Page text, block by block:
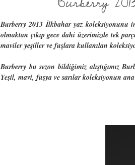
Burberry 2013 İlkbahar yaz koleksiyonunu
olmaktan çıkıp gece dahi üzerimizde tek
maviler yeşiller ve fuşlara kullanılan
Burberry bu sezon bildiğimiz alıştığımız
Yeşil, mavi, fuşya ve sarılar koleksiyonun